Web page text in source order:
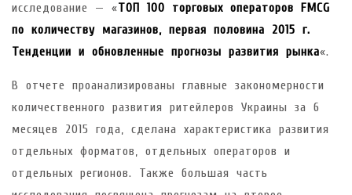
исследование — «ТОП 100 торговых операторов FMCG
по количеству магазинов, первая половина 2015 г.
Тенденции и обновленные прогнозы развития рынка«.
В отчете проанализированы главные закономерности
количественного развития ритейлеров Украины за 6
месяцев 2015 года, сделана характеристика развития
отдельных форматов, отдельных операторов и
отдельных регионов. Также большая часть